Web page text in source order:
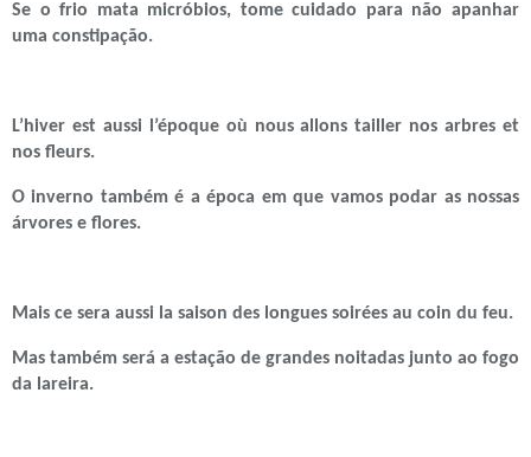
Se o frio mata micróbios, tome cuidado para não apanhar
uma constipação.
L’hiver est aussi l’époque où nous allons tailler nos arbres et
nos fleurs.
O inverno também é a época em que vamos podar as nossas
árvores e flores.
Mais ce sera aussi la saison des longues soirées au coin du feu.
Mas também será a estação de grandes noitadas junto ao fogo
da lareira.